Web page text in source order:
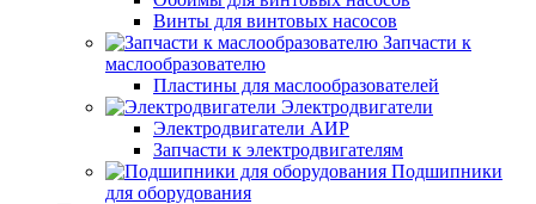
Винты для винтовых насосов
Запчасти к
маслообразователю
Пластины для маслообразователей
Электродвигатели
Электродвигатели АИР
Запчасти к электродвигателям
Подшипники
для оборудования